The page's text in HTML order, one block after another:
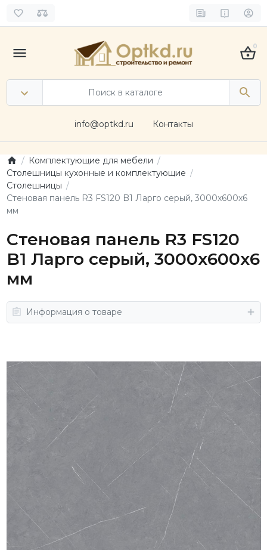
0
info@optkd.ru Контакты
Комплектующие для мебели
Столешницы кухонные и комплектующие
Столешницы
Стеновая панель R3 FS120 B1 Ларго серый, 3000х600х6
мм
Стеновая панель R3 FS120
B1 Ларго серый, 3000х600х6
мм
Информация о товаре